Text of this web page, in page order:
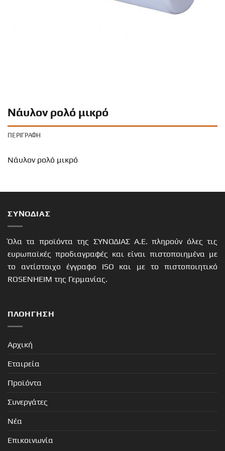
Νάυλον ρολό μικρό
ΠΕΡΙΓΡΑΦΉ
Νάυλον ρολό μικρό
ΣΥΝΟΔΙΑΣ
Όλα τα προϊόντα της ΣΥΝΟΔΙΑΣ Α.Ε. πληρούν όλες τις
ευρωπαϊκές προδιαγραφές και είναι πιστοποιημένα με
το αντίστοιχο έγγραφο ISO και με το πιστοποιητικό
ROSENHEIM της Γερμανίας.
ΠΛΟΉΓΗΣΗ
Αρχική
Εταιρεία
Προϊόντα
Συνεργάτες
Νέα
Επικοινωνία